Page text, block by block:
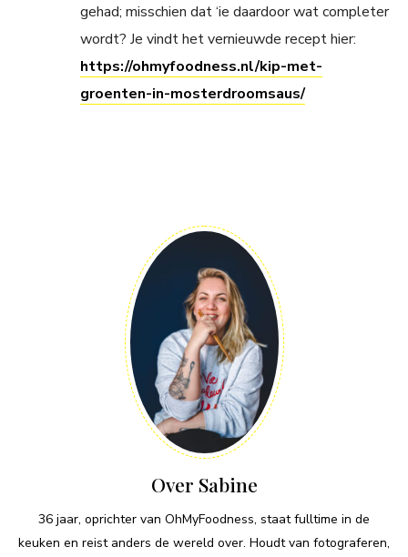
gehad; misschien dat ‘ie daardoor wat completer
wordt? Je vindt het vernieuwde recept hier:
https://ohmyfoodness.nl/kip-met-
groenten-in-mosterdroomsaus/
Over Sabine
36 jaar, oprichter van OhMyFoodness, staat fulltime in de
keuken en reist anders de wereld over. Houdt van fotograferen,